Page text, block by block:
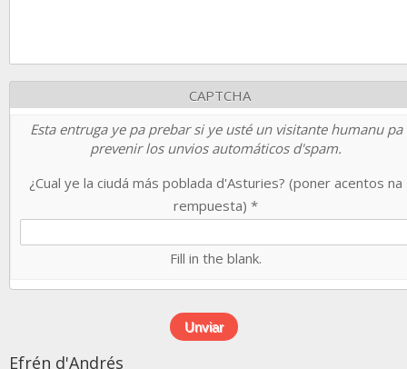
CAPTCHA
Esta entruga ye pa prebar si ye usté un visitante humanu pa
prevenir los unvios automáticos d'spam.
¿Cual ye la ciudá más poblada d'Asturies? (poner acentos na
rempuesta) *
Fill in the blank.
Efrén d'Andrés